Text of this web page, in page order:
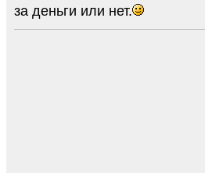
за деньги или нет.